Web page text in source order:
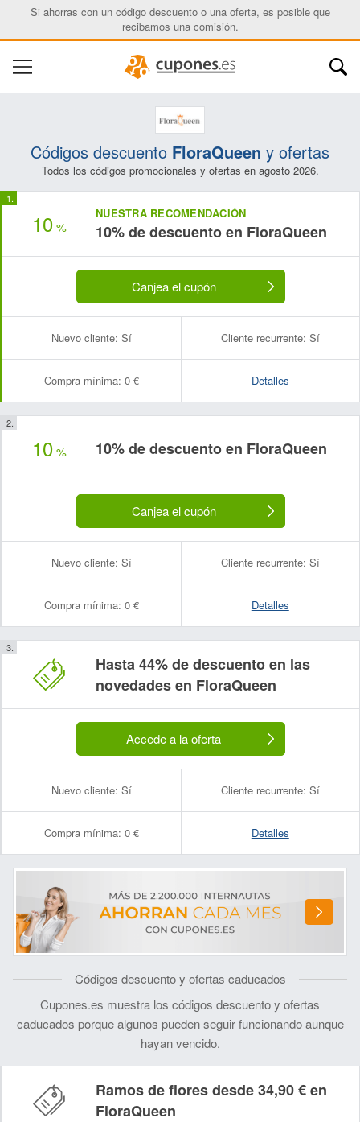
Si ahorras con un código descuento o una oferta, es posible que
recibamos una comisión.
Códigos descuento FloraQueen y ofertas
Todos los códigos promocionales y ofertas en agosto 2026.
10 %
NUESTRA RECOMENDACIÓN
10% de descuento en FloraQueen
Canjea el cupón
Nuevo cliente: Sí Cliente recurrente: Sí
Compra mínima: 0 € Detalles
10 % 10% de descuento en FloraQueen
Canjea el cupón
Nuevo cliente: Sí Cliente recurrente: Sí
Compra mínima: 0 € Detalles
Hasta 44% de descuento en las
novedades en FloraQueen
Accede a la oferta
Nuevo cliente: Sí Cliente recurrente: Sí
Compra mínima: 0 € Detalles
Códigos descuento y ofertas caducados
Cupones.es muestra los códigos descuento y ofertas
caducados porque algunos pueden seguir funcionando aunque
hayan vencido.
Ramos de flores desde 34,90 € en
FloraQueen